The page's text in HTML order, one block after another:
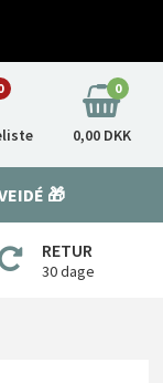
0
0,00 DKK
🎁
RETUR
30 dage